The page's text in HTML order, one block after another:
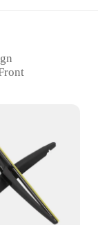
of 2, 24"